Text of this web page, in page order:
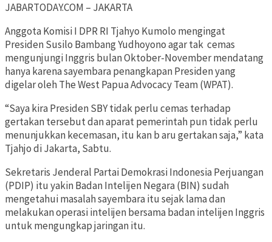
JABARTODAY.COM – JAKARTA
Anggota Komisi I DPR RI Tjahyo Kumolo mengingat
Presiden Susilo Bambang Yudhoyono agar tak cemas
mengunjungi Inggris bulan Oktober-November mendatang
hanya karena sayembara penangkapan Presiden yang
digelar oleh The West Papua Advocacy Team (WPAT).
“Saya kira Presiden SBY tidak perlu cemas terhadap
gertakan tersebut dan aparat pemerintah pun tidak perlu
menunjukkan kecemasan, itu kan b aru gertakan saja,” kata
Tjahjo di Jakarta, Sabtu.
Sekretaris Jenderal Partai Demokrasi Indonesia Perjuangan
(PDIP) itu yakin Badan Intelijen Negara (BIN) sudah
mengetahui masalah sayembara itu sejak lama dan
melakukan operasi intelijen bersama badan intelijen Inggris
untuk mengungkap jaringan itu.